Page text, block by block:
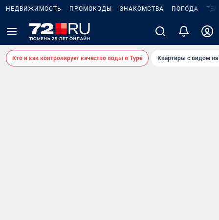
НЕДВИЖИМОСТЬ ПРОМОКОДЫ ЗНАКОМСТВА ПОГОДА
Кто и как контролирует качество воды в Туре Квартиры с видом на